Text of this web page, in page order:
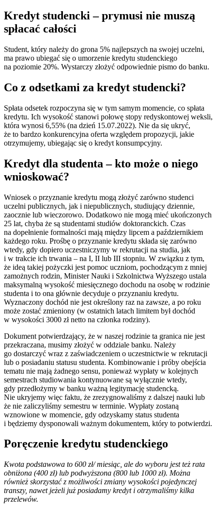
Kredyt studencki – prymusi nie muszą
spłacać całości
Student, który należy do grona 5% najlepszych na swojej uczelni,
ma prawo ubiegać się o umorzenie kredytu studenckiego
na poziomie 20%. Wystarczy złożyć odpowiednie pismo do banku.
Co z odsetkami za kredyt studencki?
Spłata odsetek rozpoczyna się w tym samym momencie, co spłata
kredytu. Ich wysokość stanowi połowę stopy redyskontowej weksli,
która wynosi 6,55% (na dzień 15.07.2022). Nie da się ukryć,
że to bardzo konkurencyjna oferta względem propozycji, jakie
otrzymujemy, ubiegając się o kredyt konsumpcyjny.
Kredyt dla studenta – kto może o niego
wnioskować?
Wniosek o przyznanie kredytu mogą złożyć zarówno studenci
uczelni publicznych, jak i niepublicznych, studiujący dziennie,
zaocznie lub wieczorowo. Dodatkowo nie mogą mieć ukończonych
25 lat, chyba że są studentami studiów doktoranckich. Czas
na dopełnienie formalności mają między lipcem a październikiem
każdego roku. Prośbę o przyznanie kredytu składa się zarówno
wtedy, gdy dopiero uczestniczymy w rekrutacji na studia, jak
i w trakcie ich trwania – na I, II lub III stopniu. W związku z tym,
że ideą takiej pożyczki jest pomoc uczniom, pochodzącym z mniej
zamożnych rodzin, Minister Nauki i Szkolnictwa Wyższego ustala
maksymalną wysokość miesięcznego dochodu na osobę w rodzinie
studenta i to ona głównie decyduje o przyznaniu kredytu.
Wyznaczony dochód nie jest określony raz na zawsze, a po roku
może zostać zmieniony (w ostatnich latach limitem był dochód
w wysokości 3000 zł netto na członka rodziny).
Dokument potwierdzający, że w naszej rodzinie ta granica nie jest
przekraczana, musimy złożyć w oddziale banku. Należy
go dostarczyć wraz z zaświadczeniem o uczestnictwie w rekrutacji
lub o posiadaniu statusu studenta. Kombinowanie i próby obejścia
tematu nie mają żadnego sensu, ponieważ wypłaty w kolejnych
semestrach studiowania kontynuowane są wyłącznie wtedy,
gdy przedłożymy w banku ważną legitymację studencką.
Nie ukryjemy więc faktu, że zrezygnowaliśmy z dalszej nauki lub
że nie zaliczyliśmy semestru w terminie. Wypłaty zostaną
wznowione w momencie, gdy odzyskamy status studenta
i będziemy dysponowali ważnym dokumentem, który to potwierdzi.
Poręczenie kredytu studenckiego
Kwota podstawowa to 600 zł/ miesiąc, ale do wyboru jest też rata
obniżona (400 zł) lub podwyższona (800 lub 1000 zł). Można
również skorzystać z możliwości zmiany wysokości pojedynczej
transzy, nawet jeżeli już posiadamy kredyt i otrzymaliśmy kilka
przelewów.